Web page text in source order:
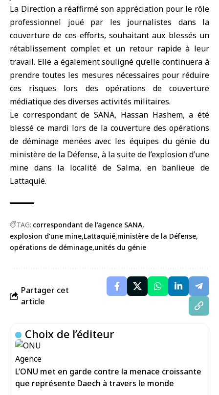
La Direction a réaffirmé son appréciation pour le rôle
professionnel joué par les journalistes dans la
couverture de ces efforts, souhaitant aux blessés un
rétablissement complet et un retour rapide à leur
travail. Elle a également souligné qu’elle continuera à
prendre toutes les mesures nécessaires pour réduire
ces risques lors des opérations de couverture
médiatique des diverses activités militaires.
Le correspondant de SANA, Hassan Hashem, a été
blessé ce mardi lors de la couverture des opérations
de déminage menées avec les équipes du génie du
ministère de la Défense, à la suite de l’explosion d’une
mine dans la localité de Salma, en banlieue de
Lattaquié.
TAG: correspondant de l’agence SANA
explosion d’une mine Lattaquié ministère de la Défense
opérations de déminage unités du génie
Partager cet
article
Choix de l’éditeur
L’ONU met en garde contre la menace croissante
que représente Daech à travers le monde